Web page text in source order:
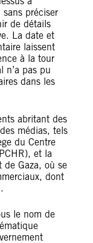
préciser
de détails
La date et
laissent
à la tour
n’a pas pu
dans les
abritant des
médias, tels
du Centre
et la
Gaza, où se
dont
le nom de